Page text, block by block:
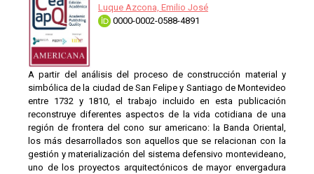
Luque Azcona, Emilio José
0000-0002-0588-4891
A partir del análisis del proceso de construcción material y
simbólica de la ciudad de San Felipe y Santiago de Montevideo
entre 1732 y 1810, el trabajo incluido en esta publicación
reconstruye diferentes aspectos de la vida cotidiana de una
región de frontera del cono sur americano: la Banda Oriental,
los más desarrollados son aquellos que se relacionan con la
gestión y materialización del sistema defensivo montevideano,
uno de los proyectos arquitectónicos de mayor envergadura